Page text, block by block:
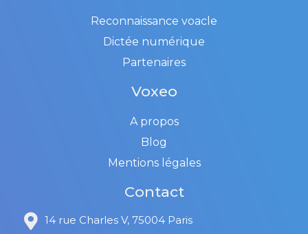
Reconnaissance voacle
Dictée numérique
Partenaires
Voxeo
A propos
Blog
Mentions légales
Contact
14 rue Charles V, 75004 Paris